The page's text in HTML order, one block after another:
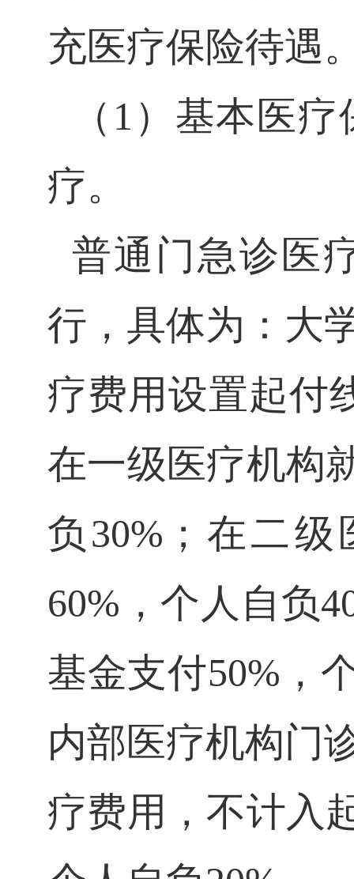
充医疗保险待遇
（ 1）基本医
疗。
普通门急诊医
行，具体为：大
疗费用设置起付
在一级医疗机构
负30%；在二
60%，个人自负
基金支付50%，
内部医疗机构门
疗费用，不计入